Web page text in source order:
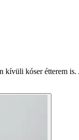
kívüli kóser étterem